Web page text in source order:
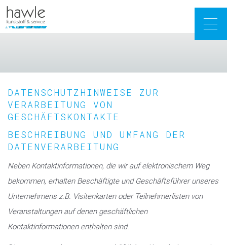
DATENSCHUTZHINWEISE ZUR
VERARBEITUNG VON
GESCHÄFTSKONTAKTE
BESCHREIBUNG UND UMFANG DER
DATENVERARBEITUNG
Neben Kontaktinformationen, die wir auf elektronischem Weg
bekommen, erhalten Beschäftigte und Geschäftsführer unseres
Unternehmens z.B. Visitenkarten oder Teilnehmerlisten von
Veranstaltungen auf denen geschäftlichen
Kontaktinformationen enthalten sind.